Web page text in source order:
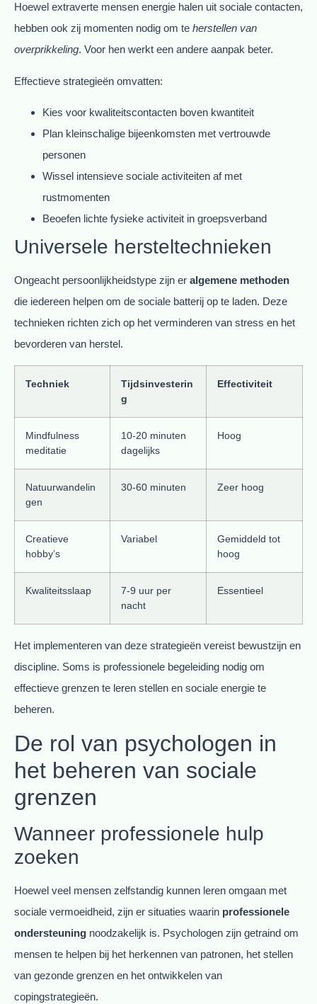
Hoewel extraverte mensen energie halen uit sociale contacten,
hebben ook zij momenten nodig om te herstellen van
overprikkeling. Voor hen werkt een andere aanpak beter.
Effectieve strategieën omvatten:
Kies voor kwaliteitscontacten boven kwantiteit
Plan kleinschalige bijeenkomsten met vertrouwde
personen
Wissel intensieve sociale activiteiten af met
rustmomenten
Beoefen lichte fysieke activiteit in groepsverband
Universele hersteltechnieken
Ongeacht persoonlijkheidstype zijn er algemene methoden
die iedereen helpen om de sociale batterij op te laden. Deze
technieken richten zich op het verminderen van stress en het
bevorderen van herstel.
Techniek
Tijdsinvesterin
g
Effectiviteit
Mindfulness
meditatie
10-20 minuten
dagelijks
Hoog
Natuurwandelin
gen
30-60 minuten Zeer hoog
Creatieve
hobby’s
Variabel
Gemiddeld tot
hoog
Kwaliteitsslaap
7-9 uur per
nacht
Essentieel
Het implementeren van deze strategieën vereist bewustzijn en
discipline. Soms is professionele begeleiding nodig om
effectieve grenzen te leren stellen en sociale energie te
beheren.
De rol van psychologen in
het beheren van sociale
grenzen
Wanneer professionele hulp
zoeken
Hoewel veel mensen zelfstandig kunnen leren omgaan met
sociale vermoeidheid, zijn er situaties waarin professionele
ondersteuning noodzakelijk is. Psychologen zijn getraind om
mensen te helpen bij het herkennen van patronen, het stellen
van gezonde grenzen en het ontwikkelen van
copingstrategieën.